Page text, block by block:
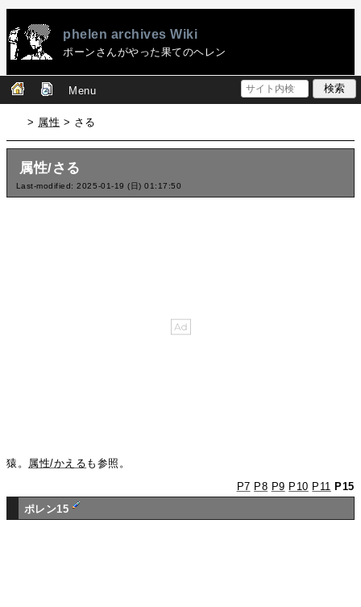
phelen archives Wiki
ポーンさんがやった果てのヘレン
Menu
> 属性 > さる
属性/さる
Last-modified: 2025-01-19 (日) 01:17:50
猿。 属性/かえる も参照。
P7 P8 P9 P10 P11 P15
ポレン15